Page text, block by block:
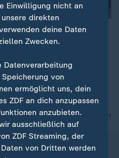
KI nicht halt - in Zukunft
Sie
aus - soll aber keine
nach oben
Einwilligung nicht an
direkten
deine Daten
Zwecken.
von
ermöglicht uns, dein
ZDF an dich anzupassen
anzubieten.
ausschließlich auf
ZDF Streaming, der
von Dritten werden